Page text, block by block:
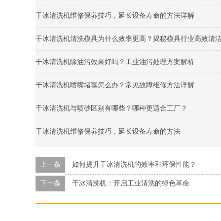
干冰清洗机维修保养技巧，延长设备寿命的方法详解
干冰清洗机清洗模具为什么效率更高？揭秘模具行业高效清
干冰清洗机除油污效果好吗？工业油污处理方案解析
干冰清洗机喷嘴堵塞怎么办？常见故障维修方法详解
干冰清洗机与喷砂区别有哪些？哪种更适合工厂？
干冰清洗机维修保养技巧，延长设备寿命的方法
上一条 如何提升干冰清洗机的效率和环保性能？
下一条 干冰清洗机：开启工业清洗的绿色革命